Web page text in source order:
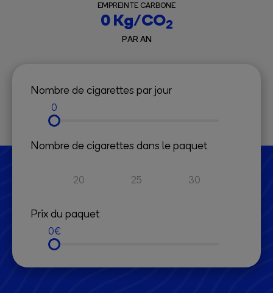
EMPREINTE CARBONE
0Kg/CO2
PAR AN
Nombre de cigarettes par jour
0
Nombre de cigarettes dans le paquet
20 25 30
Prix du paquet
0